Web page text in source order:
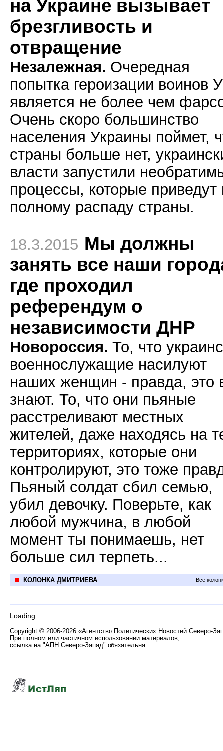
на Украине вызывает
брезгливость и
отвращение
Незалежная. Очередная
попытка героизации воинов
является не более чем
Очень скоро большинство
населения Украины поймет,
страны больше нет,
власти запустили
процессы, которые приведут
полному распаду страны.
18.3.2015 Мы должны
занять все наши
где проходил
референдум о
независимости ДНР
Новороссия. То, что
военнослужащие насилуют
наших женщин - правда, это
знают. То, что они пьяные
расстреливают местных
жителей, даже находясь на
территориях, которые они
контролируют, это тоже
Пьяный солдат сбил семью,
убил девочку. Поверьте, как
любой мужчина, в любой
момент ты понимаешь, нет
больше сил терпеть...
КОЛОНКА ДМИТРИЕВА Все
Loading...
Copyright © 2006-2026 «Агентство Политических Новостей Северо-
При полном или частичном использовании материалов,
ссылка на "АПН Северо-Запад" обязательна